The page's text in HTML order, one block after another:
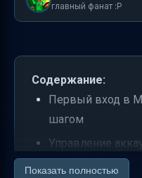
главный фанат :P
Содержание:
Первый вход в
шагом
Управление
Accounts и её
Показать полностью